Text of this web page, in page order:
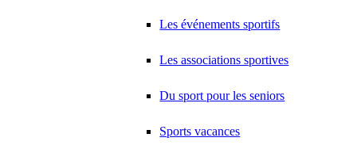
Les événements sportifs
Les associations sportives
Du sport pour les seniors
Sports vacances